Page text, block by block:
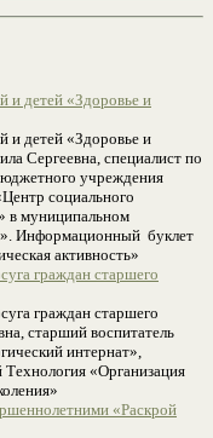
и детей «Здоровье и
и детей «Здоровье и
Сергеевна, специалист по
учреждения
социального
в муниципальном
Информационный буклет
активность»
граждан старшего
граждан старшего
старший воспитатель
интернат»,
«Организация
«Раскрой